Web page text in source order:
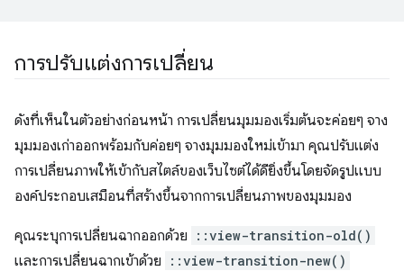
การปรับแต่งการเปลี่ยน
ดังที่เห็นในตัวอย่างก่อนหน้า การเปลี่ยนมุมมองเริ่มต้นจะค่อยๆ จาง
มุมมองเก่าออกพร้อมกับค่อยๆ จางมุมมองใหม่เข้ามา คุณปรับแต่ง
การเปลี่ยนภาพให้เข้ากับสไตล์ของเว็บไซต์ได้ดียิ่งขึ้นโดยจัดรูปแบบ
องค์ประกอบเสมือนที่สร้างขึ้นจากการเปลี่ยนภาพของมุมมอง
คุณระบุการเปลี่ยนฉากออกด้วย ::view-transition-old()
และการเปลี่ยนฉากเข้าด้วย ::view-transition-new()